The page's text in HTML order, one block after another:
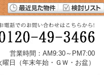
営業時間：AM9:30～PM7:00
日（年末年始・ＧＷ・お盆）